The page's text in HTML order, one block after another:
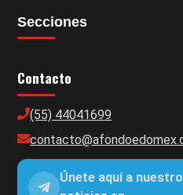
Secciones
Contacto
(55) 44041699
Únete aquí a